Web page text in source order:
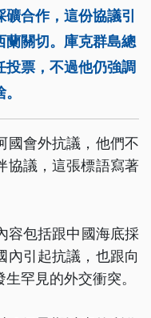
合作，這份協議引
蘭關切。庫克群島總
票，不過他仍強調
國會外抗議，他們不
協議，這張標語寫著
容包括跟中國海底採
內引起抗議，也跟向
罕見的外交衝突。